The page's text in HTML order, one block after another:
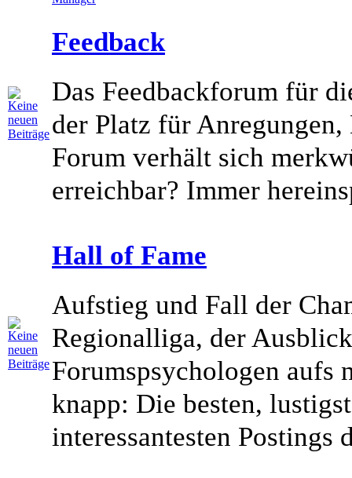
Feedback
Das Feedbackforum für
der Platz für
Forum verhält sich
erreichbar? Immer
Hall of Fame
Aufstieg und Fall der
Regionalliga, der
Forumspsychologen aufs
knapp: Die besten,
interessantesten Postings